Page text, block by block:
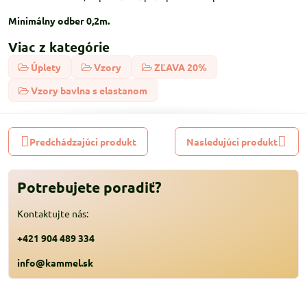
Minimálny odber 0,2m.
Viac z kategórie
Úplety Vzory
ZĽAVA 20%
Vzory bavlna s elastanom
Predchádzajúci produkt Nasledujúci produkt
Potrebujete poradiť?
Kontaktujte nás:
+421 904 489 334
info@kammel.sk